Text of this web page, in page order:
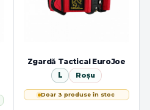
Zgardă Tactical EuroJoe
L Roșu
Doar 3 produse în stoc